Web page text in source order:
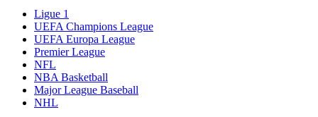
Ligue 1
UEFA Champions League
UEFA Europa League
Premier League
NFL
NBA Basketball
Major League Baseball
NHL